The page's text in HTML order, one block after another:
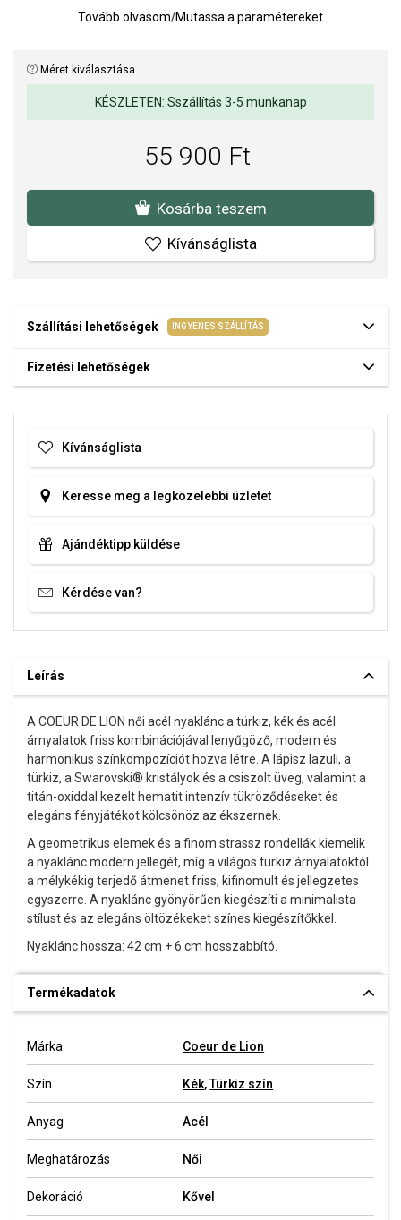
kölcsönöz az ékszernek.
mélykékig terjedő átmenet friss, kifinomult és jellegzetes
egyszerre. A nyaklánc gyönyörűen kiegészíti a minimalista stílust
Tovább olvasom/Mutassa a paramétereket
Méret kiválasztása
KÉSZLETEN: Sszállítás 3-5 munkanap
55 900 Ft
Kosárba teszem
Kívánságlista
Szállítási lehetőségek INGYENES SZÁLLÍTÁS
Fizetési lehetőségek
Kívánságlista
Keresse meg a legközelebbi üzletet
Ajándéktipp küldése
Kérdése van?
Leírás
A COEUR DE LION női acél nyaklánc a türkiz, kék és acél
árnyalatok friss kombinációjával lenyűgöző, modern és
harmonikus színkompozíciót hozva létre. A lápisz lazuli, a
türkiz, a Swarovski® kristályok és a csiszolt üveg, valamint a
titán-oxiddal kezelt hematit intenzív tükröződéseket és
elegáns fényjátékot kölcsönöz az ékszernek.
A geometrikus elemek és a finom strassz rondellák kiemelik
a nyaklánc modern jellegét, míg a világos türkiz árnyalatoktól
a mélykékig terjedő átmenet friss, kifinomult és jellegzetes
egyszerre. A nyaklánc gyönyörűen kiegészíti a minimalista
stílust és az elegáns öltözékeket színes kiegészítőkkel.
Nyaklánc hossza: 42 cm + 6 cm hosszabbító.
Termékadatok
Márka Coeur de Lion
Szín Kék,Türkiz szín
Anyag Acél
Meghatározás Női
Dekoráció Kővel